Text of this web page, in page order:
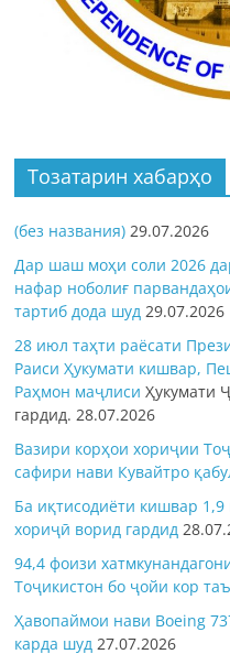
Тозатарин хабарҳо
(без названия) 29.07.2026
Дар шаш моҳи соли 2026
нафар ноболиғ
тартиб дода шуд 29.07.2026
28 июл таҳти раёсати
Раиси Ҳукумати кишвар,
Раҳмон маҷлисиҲукумати
гардид.28.07.2026
Вазири корҳои хориҷии
сафири нави Кувайтро
Ба иқтисодиёти кишвар
хориҷӣ ворид гардид
94,4 фоизи
Тоҷикистон бо ҷойи кор
Ҳавопаймои нави Boeing
карда шуд 27.07.2026